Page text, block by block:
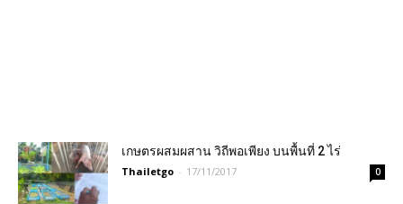
เกษตรผสมผสาน วิถีพอเพียง บนพื้นที่ 2 ไร่
Thailetgo - 17/11/2017 0